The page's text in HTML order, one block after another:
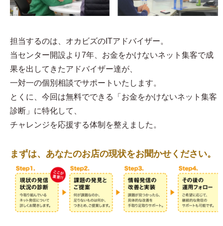
担当するのは、オカビズのITアドバイザー。
当センター開設より7年、お金をかけないネット集客で成
果を出してきたアドバイザー達が、
一対一の個別相談でサポートいたします。
とくに、今回は無料でできる「お金をかけないネット集客
診断」に特化して、
チャレンジを応援する体制を整えました。
まずは、あなたのお店の現状をお聞かせください。